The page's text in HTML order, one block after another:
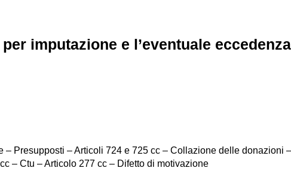
imputazione e l’eventuale
Presupposti – Articoli 724 e 725 cc – Collazione delle donazioni
– Ctu – Articolo 277 cc – Difetto di motivazione